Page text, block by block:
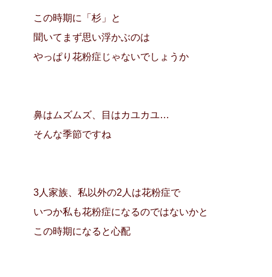
この時期に「杉」と
聞いてまず思い浮かぶのは
やっぱり花粉症じゃないでしょうか
鼻はムズムズ、目はカユカユ…
そんな季節ですね
3人家族、私以外の2人は花粉症で
いつか私も花粉症になるのではないかと
この時期になると心配